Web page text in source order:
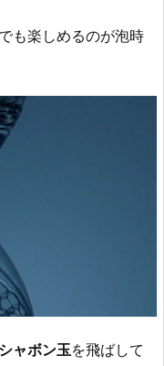
も楽しめるのが泡時
シャボン玉を飛ばして